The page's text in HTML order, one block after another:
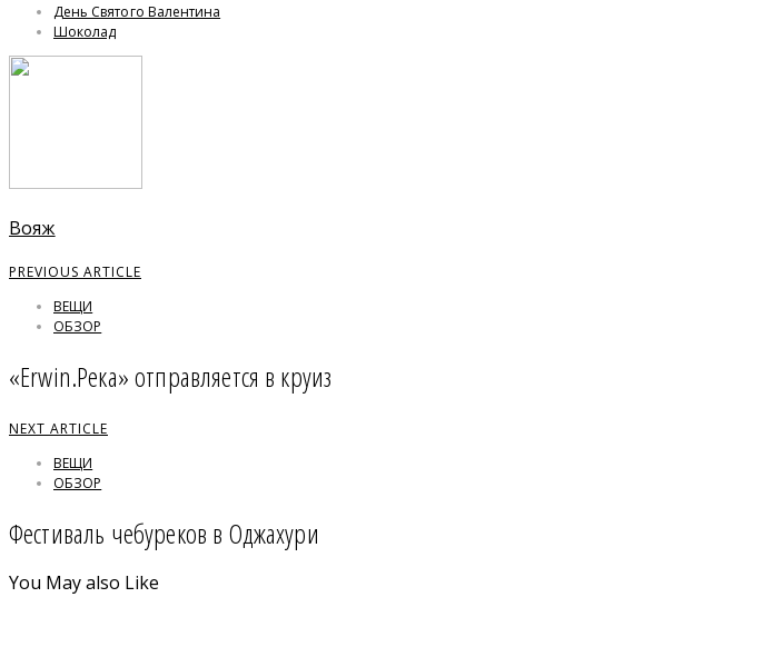
День Святого Валентина
Шоколад
Вояж
PREVIOUS ARTICLE
ВЕЩИ
ОБЗОР
«Erwin.Река» отправляется в круиз
NEXT ARTICLE
ВЕЩИ
ОБЗОР
Фестиваль чебуреков в Оджахури
You May also Like